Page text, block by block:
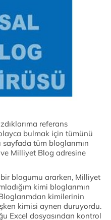
referans
bulmak için tümünü
tüm bloglarımın
Milliyet Blog adresine
blogumu ararken, Milliyet
kimi bloglarımın
kimilerinin
kimisi aynen duruyordu.
Excel dosyasından kontrol